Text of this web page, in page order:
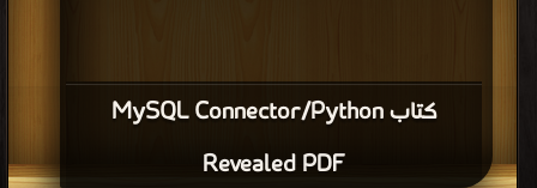
كتاب MySQL Connector/Python
Revealed PDF